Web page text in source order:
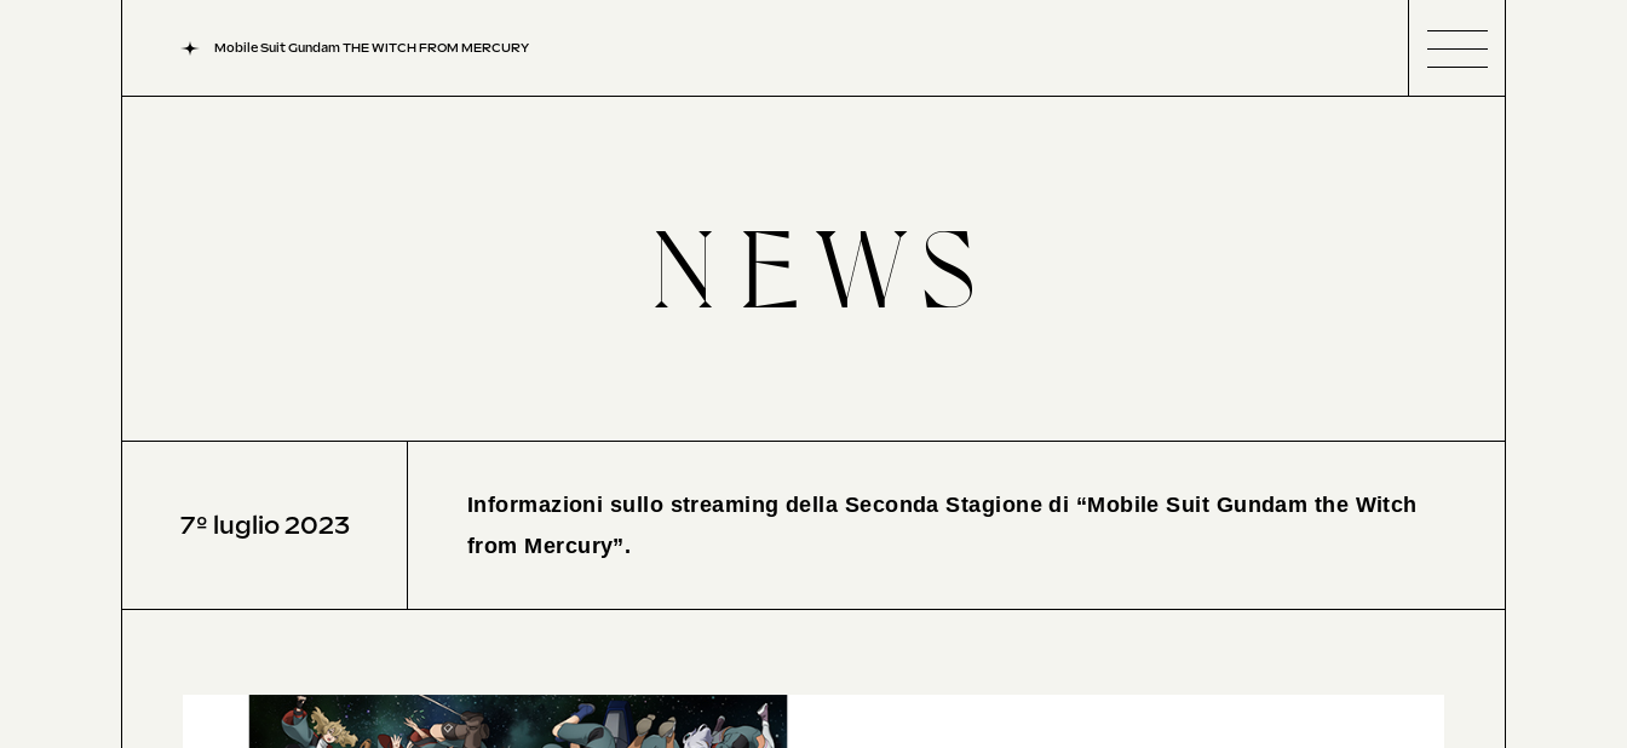
Mobile Suit Gundam THE WITCH FROM MERCURY
7º luglio 2023
Informazioni sullo streaming della Seconda Stagione di “Mobile Suit Gundam the Witch
from Mercury”.